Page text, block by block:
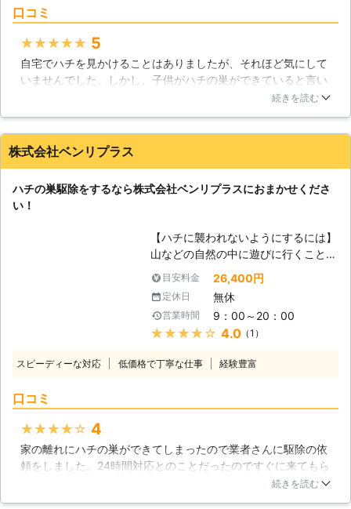
をご依頼になる方の中には「他社で駆
除してもらったもののスズメバチの出
入りが止まらない」「巣がないはずな
く「どのように撤去したのか」という
残しては意味がないからです。 弊社
では本命のハチ駆除はもちろん、二次
被害（駆除したハチの巣から飛び出た
ハチがご近所様の外壁やサッシに飛び
火すること）の防止までしっかりと対
応させて頂いております。 スズメバ
チをはじめあらゆるハチ駆除は、技術
と安心に絶対の自信がある弊社に是非
口コミ
★★★★★ 5
自宅でハチを見かけることはありましたが、それほど気にして
いませんでした。しかし、子供がハチの巣ができていると言い
出し、見てみると、かなり大きな巣が2階のベランダにありま
離れていましたが、あっという間に巣はなくなりました。安心
できたと同時に、素早さに驚き、後片付けもきれいで感謝しか
埼玉県
続きを読む
株式会社ベンリプラス
ハチの巣駆除をするなら株式会社ベンリプラスにおまかせくださ
い！
【ハチに襲われないようにするには】
山などの自然の中に遊びに行くことが
あるかと思います。その際に着ていく
服の色に気を付けましょう。特に「黒
色」の服を着ることは避けてくださ
い。ハチというのは本能的に黒くて動
くものを敵と認識し、襲ってくる習性
布でハチを刺激すると、ほとんどのハ
あるそうです。では、逆に着ていくの
に適している服の色は何色なのでしょ
うか。出来ることなら白い服を着てい
くようにしてください。あと、黒い髪
目安料金 26,400円
定休日 無休
営業時間 9：00～20：00
★★★★★ 4.0（1）
スピーディーな対応 低価格で丁寧な仕事 経験豊富
口コミ
★★★★★ 4
家の離れにハチの巣ができてしまったので業者さんに駆除の依
頼をしました。24時間対応とのことだったのですぐに来てもら
えると思っていたのですが、数日後じゃないと対応できないと
続きを読む